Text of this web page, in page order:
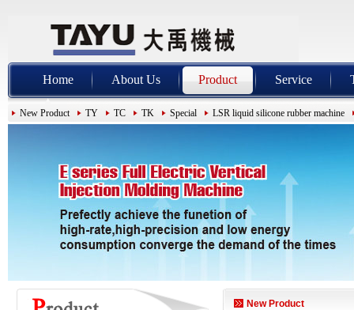
Home About Us Product Service
New Product TY TC TK Special LSR liquid silicone rubber machine
New Product